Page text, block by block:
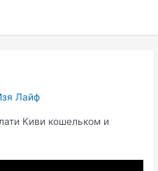
Лайф
Киви кошельком и